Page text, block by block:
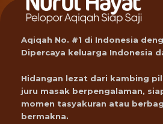
Aqiqah No. #1 di Indonesia
Dipercaya keluarga Indonesia
Hidangan lezat dari kambing
juru masak berpengalaman,
momen tasyakuran atau
bermakna.